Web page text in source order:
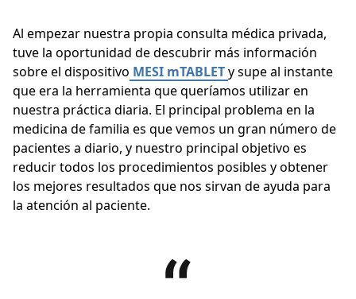
Al empezar nuestra propia consulta médica privada,
tuve la oportunidad de descubrir más información
sobre el dispositivo MESI mTABLETy supe al instante
que era la herramienta que queríamos utilizar en
nuestra práctica diaria. El principal problema en la
medicina de familia es que vemos un gran número de
pacientes a diario, y nuestro principal objetivo es
reducir todos los procedimientos posibles y obtener
los mejores resultados que nos sirvan de ayuda para
la atención al paciente.